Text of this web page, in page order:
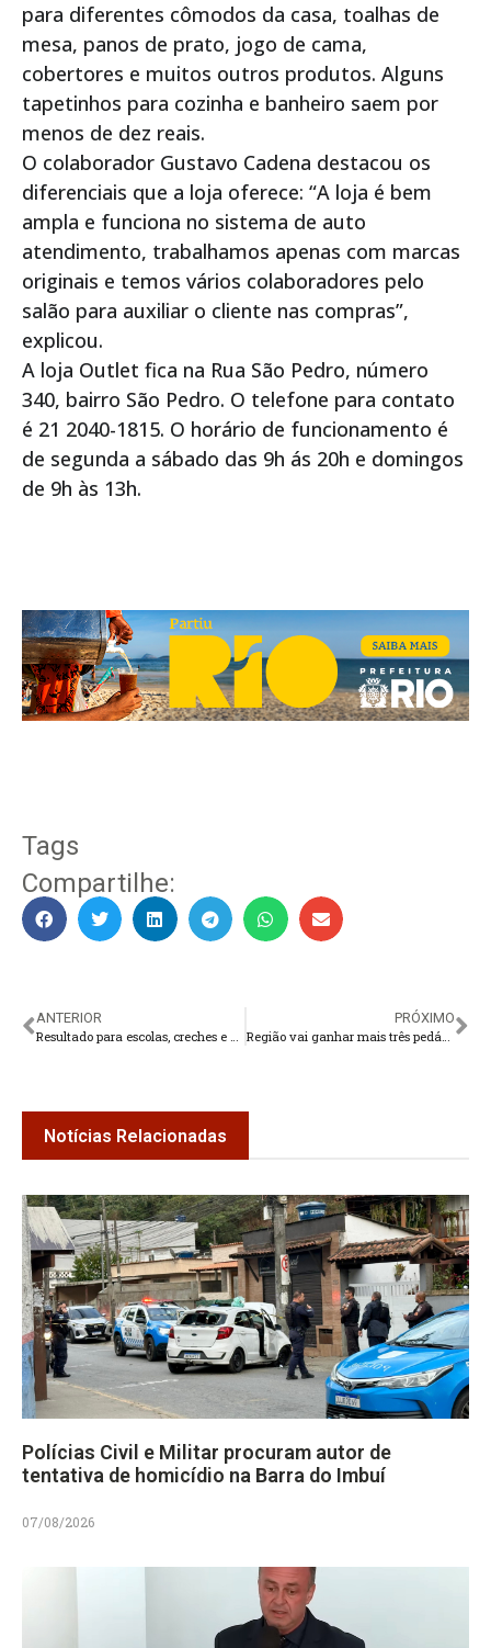
para diferentes cômodos da casa, toalhas de
mesa, panos de prato, jogo de cama,
cobertores e muitos outros produtos. Alguns
tapetinhos para cozinha e banheiro saem por
menos de dez reais.
O colaborador Gustavo Cadena destacou os
diferenciais que a loja oferece: “A loja é bem
ampla e funciona no sistema de auto
atendimento, trabalhamos apenas com marcas
originais e temos vários colaboradores pelo
salão para auxiliar o cliente nas compras”,
explicou.
A loja Outlet fica na Rua São Pedro, número
340, bairro São Pedro. O telefone para contato
é 21 2040-1815. O horário de funcionamento é
de segunda a sábado das 9h ás 20h e domingos
de 9h às 13h.
Tags
Compartilhe:
ANTERIOR
PRÓXIMO
Notícias Relacionadas
Polícias Civil e Militar procuram autor de
tentativa de homicídio na Barra do Imbuí
07/08/2026